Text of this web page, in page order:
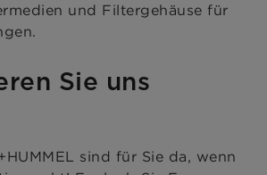
und Filtergehäuse für
Sie uns
sind für Sie da, wenn